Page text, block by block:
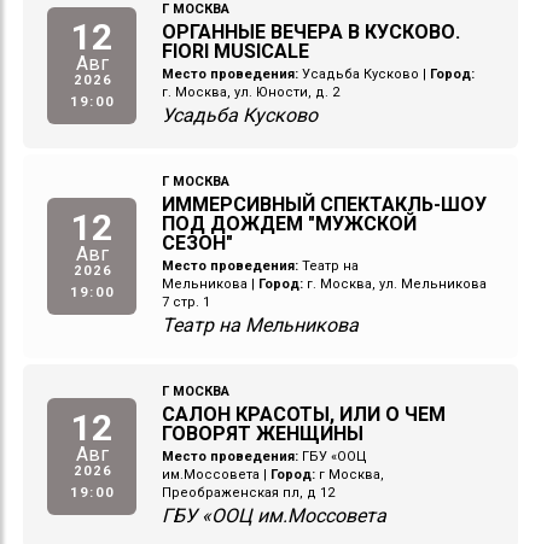
12
Авг
2026
19:00
Г МОСКВА
ОРГАННЫЕ ВЕЧЕРА В КУСКОВО.
FIORI MUSICALE
Место проведения: Усадьба Кусково
Город:
г. Москва, ул. Юности, д. 2
Усадьба Кусково
12
Авг
2026
19:00
Г МОСКВА
ИММЕРСИВНЫЙ СПЕКТАКЛЬ-ШОУ
ПОД ДОЖДЕМ "МУЖСКОЙ
СЕЗОН"
Место проведения: Театр на
Мельникова
Город: г. Москва, ул. Мельникова
7 стр. 1
Театр на Мельникова
12
Авг
2026
19:00
Г МОСКВА
САЛОН КРАСОТЫ, ИЛИ О ЧЕМ
ГОВОРЯТ ЖЕНЩИНЫ
Место проведения: ГБУ «ООЦ
им.Моссовета
Город: г Москва,
Преображенская пл, д 12
ГБУ «ООЦ им.Моссовета